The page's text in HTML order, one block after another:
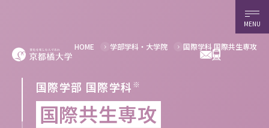
MENU
HOME 学部学科・大学院 国際学科 国際共生専攻
国際学部 国際学科 ※
国際共生専攻